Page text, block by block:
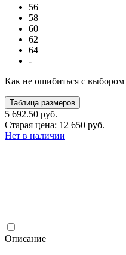
56
58
60
62
64
-
Как не ошибиться с выбором
Таблица размеров
5 692.50 руб.
Старая цена: 12 650 руб.
Нет в наличии
Описание